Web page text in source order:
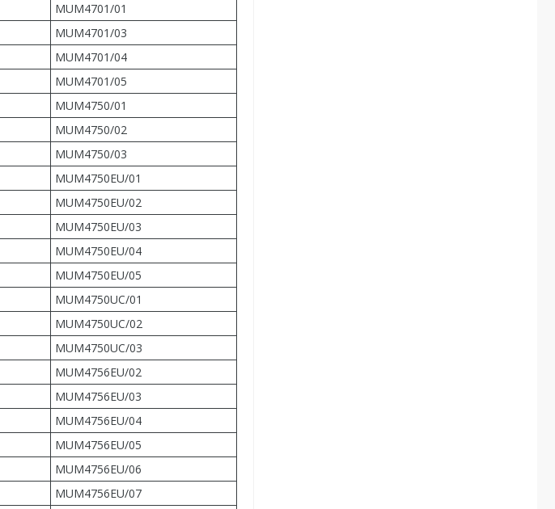
MUM4701/01
MUM4701/03
MUM4701/04
MUM4701/05
MUM4750/01
MUM4750/02
MUM4750/03
MUM4750EU/01
MUM4750EU/02
MUM4750EU/03
MUM4750EU/04
MUM4750EU/05
MUM4750UC/01
MUM4750UC/02
MUM4750UC/03
MUM4756EU/02
MUM4756EU/03
MUM4756EU/04
MUM4756EU/05
MUM4756EU/06
MUM4756EU/07